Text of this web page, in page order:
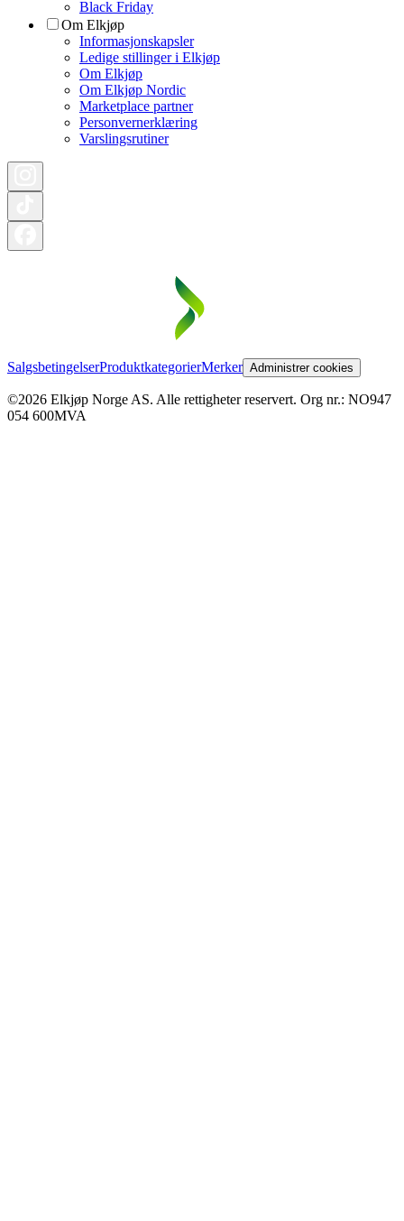
Black Friday
Om Elkjøp
Informasjonskapsler
Ledige stillinger i Elkjøp
Om Elkjøp
Om Elkjøp Nordic
Marketplace partner
Personvernerklæring
Varslingsrutiner
SalgsbetingelserProduktkategorierMerker Administrer cookies
©2026 Elkjøp Norge AS. Alle rettigheter reservert. Org nr.: NO947
054 600MVA